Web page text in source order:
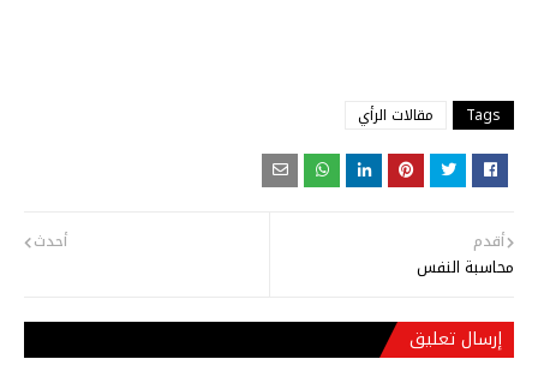
Tags مقالات الرأي
أحدث أقدم
محاسبة النفس
إرسال تعليق